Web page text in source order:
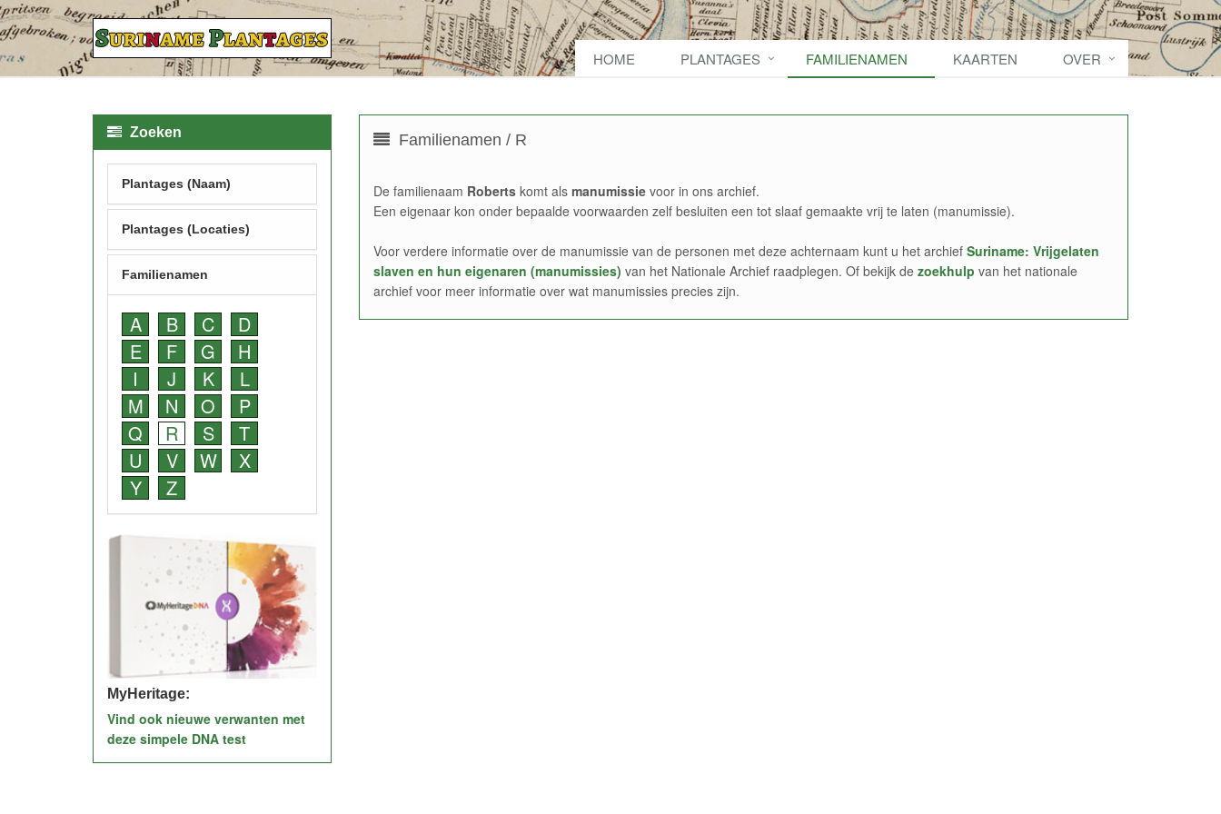
HOME PLANTAGES FAMILIENAMEN KAARTEN OVER
Familienamen / R
De familienaam Robertskomt als manumissievoor in ons archief.
Een eigenaar kon onder bepaalde voorwaarden zelf besluiten een tot slaaf gemaakte vrij te laten (manumissie).
Voor verdere informatie over de manumissie van de personen met deze achternaam kunt u het archief Suriname: Vrijgelaten
slaven en hun eigenaren (manumissies) van het Nationale Archief raadplegen. Of bekijk de zoekhulp van het nationale
archief voor meer informatie over wat manumissies precies zijn.
Zoeken
Plantages (Naam)
Plantages (Locaties)
Familienamen
A B C
D
E
F G
H
I
J K
L
M
N O
P
Q
R S
T
U
V W
X
Y
Z
MyHeritage:
Vind ook nieuwe verwanten met
deze simpele DNA test